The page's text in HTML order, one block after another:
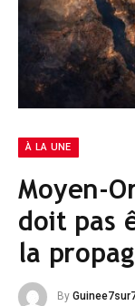
À LA UNE
Moyen-
doit pas
la
By